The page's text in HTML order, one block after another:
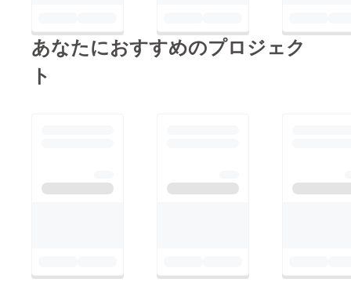
あなたにおすすめのプロジェク
ト